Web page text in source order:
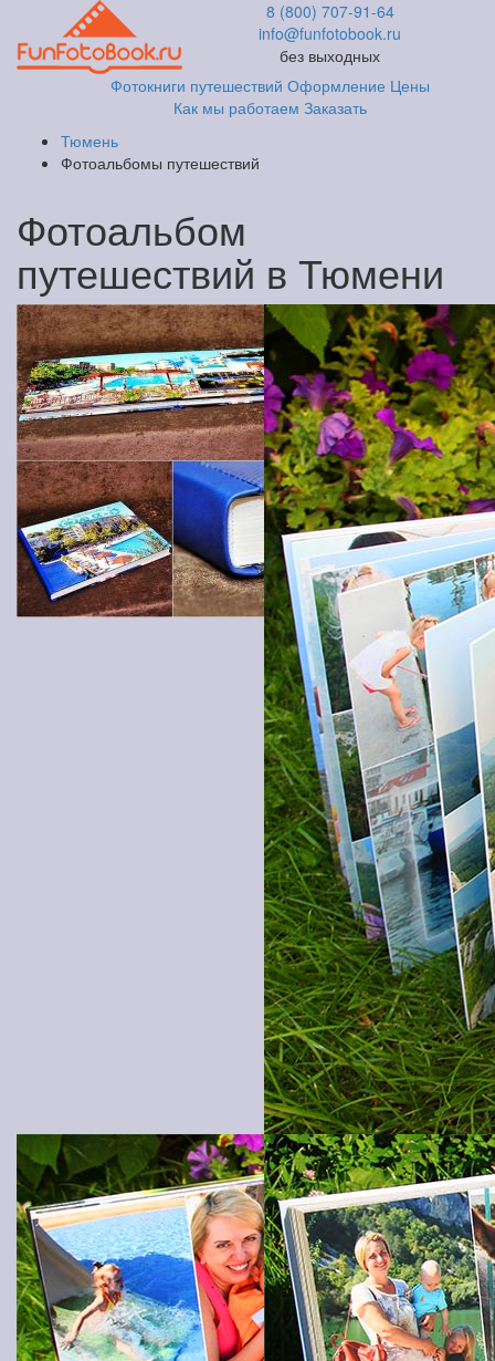
8 (800) 707-91-64
info@funfotobook.ru
без выходных
Фотокниги путешествий Оформление Цены
Как мы работаем Заказать
Тюмень
Фотоальбомы путешествий
Фотоальбом
путешествий в Тюмени